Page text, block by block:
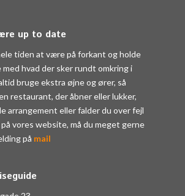
up to date
tiden at være på forkant og holde
hvad der sker rundt omkring i
bruge ekstra øjne og ører, så
restaurant, der åbner eller lukker,
arrangement eller falder du over fejl
vores website, må du meget gerne
på mail